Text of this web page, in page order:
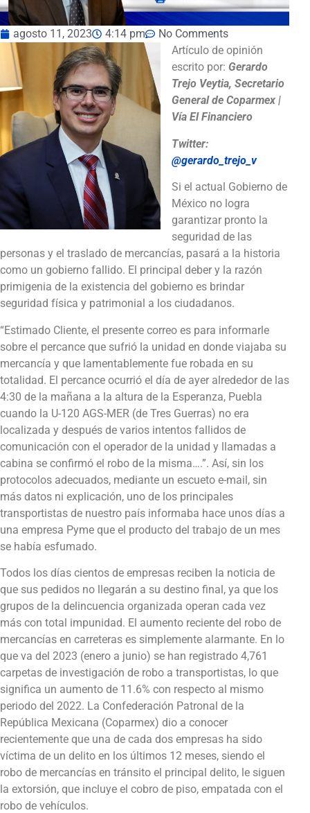
agosto 11, 2023 4:14 pm
No Comments
Artículo de opinión
escrito por: Gerardo
Trejo Veytia, Secretario
General de Coparmex |
Vía El Financiero
Twitter:
@gerardo_trejo_v
Si el actual Gobierno de
México no logra
garantizar pronto la
seguridad de las
personas y el traslado de mercancías, pasará a la historia
como un gobierno fallido. El principal deber y la razón
primigenia de la existencia del gobierno es brindar
seguridad física y patrimonial a los ciudadanos.
“Estimado Cliente, el presente correo es para informarle
sobre el percance que sufrió la unidad en donde viajaba su
mercancía y que lamentablemente fue robada en su
totalidad. El percance ocurrió el día de ayer alrededor de las
4:30 de la mañana a la altura de la Esperanza, Puebla
cuando la U-120 AGS-MER (de Tres Guerras) no era
localizada y después de varios intentos fallidos de
comunicación con el operador de la unidad y llamadas a
cabina se confirmó el robo de la misma….”. Así, sin los
protocolos adecuados, mediante un escueto e-mail, sin
más datos ni explicación, uno de los principales
transportistas de nuestro país informaba hace unos días a
una empresa Pyme que el producto del trabajo de un mes
se había esfumado.
Todos los días cientos de empresas reciben la noticia de
que sus pedidos no llegarán a su destino final, ya que los
grupos de la delincuencia organizada operan cada vez
más con total impunidad. El aumento reciente del robo de
mercancías en carreteras es simplemente alarmante. En lo
que va del 2023 (enero a junio) se han registrado 4,761
carpetas de investigación de robo a transportistas, lo que
significa un aumento de 11.6% con respecto al mismo
periodo del 2022. La Confederación Patronal de la
República Mexicana (Coparmex) dio a conocer
recientemente que una de cada dos empresas ha sido
víctima de un delito en los últimos 12 meses, siendo el
robo de mercancías en tránsito el principal delito, le siguen
la extorsión, que incluye el cobro de piso, empatada con el
robo de vehículos.